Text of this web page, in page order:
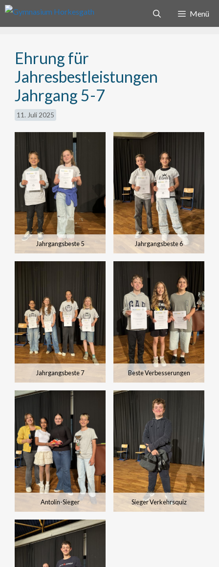
Zum
Menü
Ehrung für
Jahresbestleistungen
Jahrgang 5-7
11. Juli 2025
Jahrgangsbeste 5 Jahrgangsbeste 6
Jahrgangsbeste 7 Beste Verbesserungen
Antolin-Sieger Sieger Verkehrsquiz